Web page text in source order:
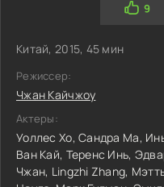
9
Китай, 2015, 45 мин
Режиссер:
Чжан Кайчжоу
Актеры:
Уоллес Хо,Сандра Ма,
Ван Кай, Теренс Инь,
Чжан, Lingzhi Zhang,